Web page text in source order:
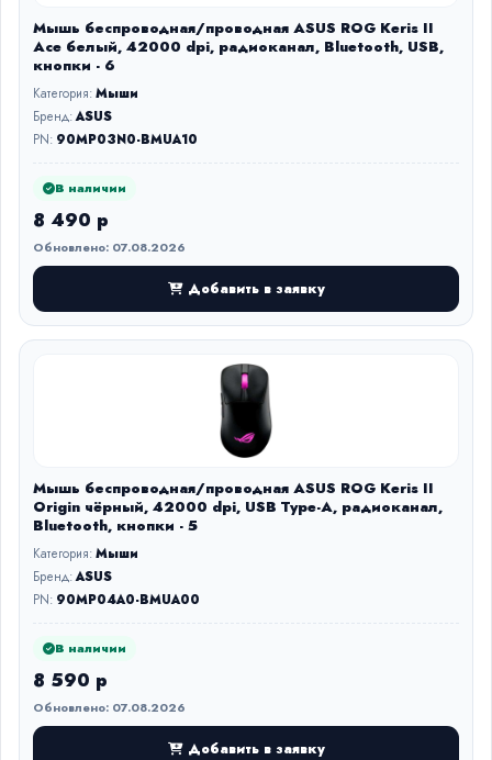
Мышь беспроводная/проводная ASUS ROG Keris II
Ace белый, 42000 dpi, радиоканал, Bluetooth, USB,
кнопки - 6
Категория:Мыши
Бренд:ASUS
PN: 90MP03N0-BMUA10
В наличии
8 490 р
Обновлено: 07.08.2026
Добавить в заявку
Мышь беспроводная/проводная ASUS ROG Keris II
Origin чёрный, 42000 dpi, USB Type-A, радиоканал,
Bluetooth, кнопки - 5
Категория:Мыши
Бренд:ASUS
PN: 90MP04A0-BMUA00
В наличии
8 590 р
Обновлено: 07.08.2026
Добавить в заявку